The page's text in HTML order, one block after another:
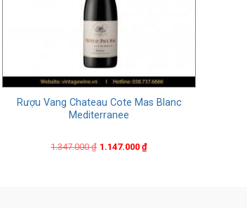
Rượu Vang Chateau Cote Mas Blanc
Mediterranee
1.347.000₫
Original
1.147.000₫
Current